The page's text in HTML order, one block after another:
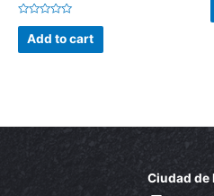
Rated
out
of
Add to cart
Ciudad de